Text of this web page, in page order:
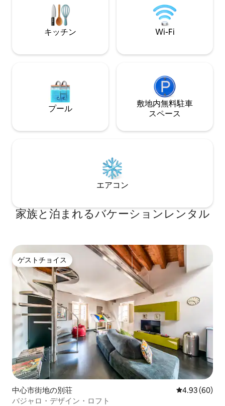
料で駐車できます。私道駐車場はありま
せん。もう1つのオプションは、アパート
のすぐ下にあるプライベートガレージで
街の美しさを発見
をさせていただき
キッチン Wi-Fi
プール
敷地内無料駐⁠車
ス⁠ペ⁠ー⁠ス
エアコン
家族と泊まれるバケーションレンタル
ゲストチョイス
ゲストチョイス
中心市街地の別荘 レビュー60
4.93 (60)
バジャロ・デザイン・ロフト